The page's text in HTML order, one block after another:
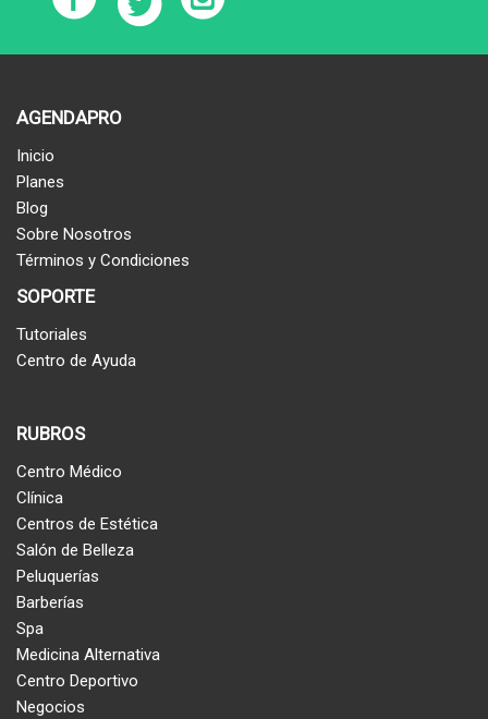
AGENDAPRO
Inicio
Planes
Blog
Sobre Nosotros
Términos y Condiciones
SOPORTE
Tutoriales
Centro de Ayuda
RUBROS
Centro Médico
Clínica
Centros de Estética
Salón de Belleza
Peluquerías
Barberías
Spa
Medicina Alternativa
Centro Deportivo
Negocios